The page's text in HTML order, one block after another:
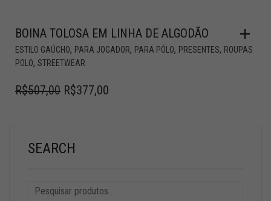
BOINA TOLOSA EM LINHA DE ALGODÃO
ESTILO GAÚCHO, PARA JOGADOR, PARA PÓLO, PRESENTES, ROUPAS
POLO, STREETWEAR
R$507,00 R$377,00
SEARCH